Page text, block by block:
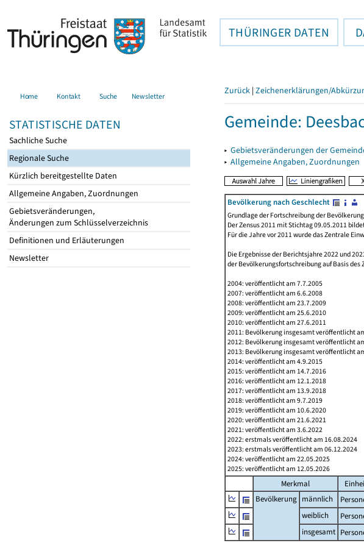
THÜRINGER DATEN
Home Kontakt Suche Newsletter
STATISTISCHE DATEN
Sachliche Suche
Regionale Suche
Kürzlich bereitgestellte Daten
Allgemeine Angaben, Zuordnungen
Gebietsveränderungen,
Änderungen zum Schlüsselverzeichnis
Definitionen und Erläuterungen
Newsletter
Zurück | Zeichenerklärungen/
Gemeinde:
▸ Gebietsveränderungen der
▸ Allgemeine Angaben, Zuordnungen
Bevölkerung nach Geschlecht
Grundlage der Fortschreibung der
Der Zensus 2011 mit Stichtag 09.05.2011
Für die Jahre vor 2011 wurde das Zentrale
Die Ergebnisse der Berichtsjahre 2022 und
der Bevölkerungsfortschreibung auf Basis des
2004: veröffentlicht am 7.7.2005
2007: veröffentlicht am 6.6.2008
2008: veröffentlicht am 23.7.2009
2009: veröffentlicht am 25.6.2010
2010: veröffentlicht am 27.6.2011
2011: Bevölkerung insgesamt veröffentlicht
2012: Bevölkerung insgesamt veröffentlicht
2013: Bevölkerung insgesamt veröffentlicht
2014: veröffentlicht am 4.9.2015
2015: veröffentlicht am 14.7.2016
2016: veröffentlicht am 12.1.2018
2017: veröffentlicht am 13.9.2018
2018: veröffentlicht am 9.7.2019
2019: veröffentlicht am 10.6.2020
2020: veröffentlicht am 21.6.2021
2021: veröffentlicht am 3.6.2022
2022: erstmals veröffentlicht am 16.08.2024
2023: erstmals veröffentlicht am 06.12.2024
2024: veröffentlicht am 22.05.2025
2025: veröffentlicht am 12.05.2026
Merkmal
Bevölkerung männlich
weiblich
insgesamt